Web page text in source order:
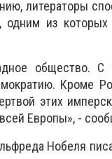
литераторы
из которых
общество. С
Кроме
этих
Европы», -
Нобеля